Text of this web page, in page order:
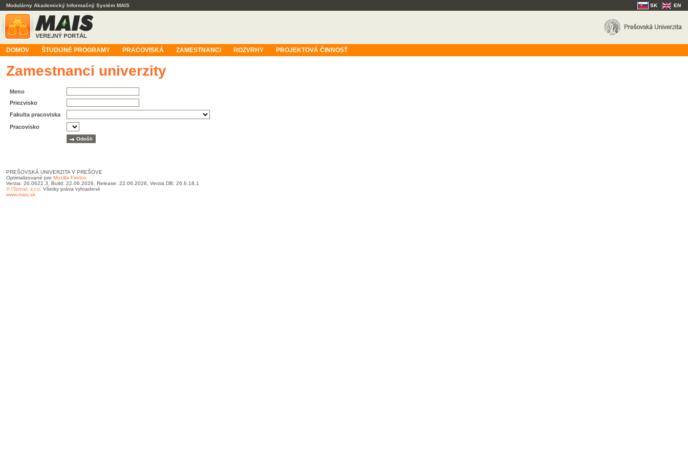
Modulárny Akademický Informačný Systém MAIS SK EN
DOMOV ŠTUDIJNÉ PROGRAMY PRACOVISKÁ ZAMESTNANCI ROZVRHY PROJEKTOVÁ ČINNOSŤ
Zamestnanci univerzity
Meno
Priezvisko
Fakulta pracoviska
Pracovisko
PREŠOVSKÁ UNIVERZITA V PREŠOVE
Optimalizované pre Mozilla Firefox
Verzia: 26.0622.3, Build: 22.06.2026, Release: 22.06.2026, Verzia DB: 26.6.18.1
© ITernal, s.r.o. Všetky práva vyhradené
www.mais.sk